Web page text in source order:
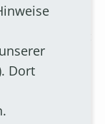
zunächst
von-
Heinrich-
in die
durchweg
Dort